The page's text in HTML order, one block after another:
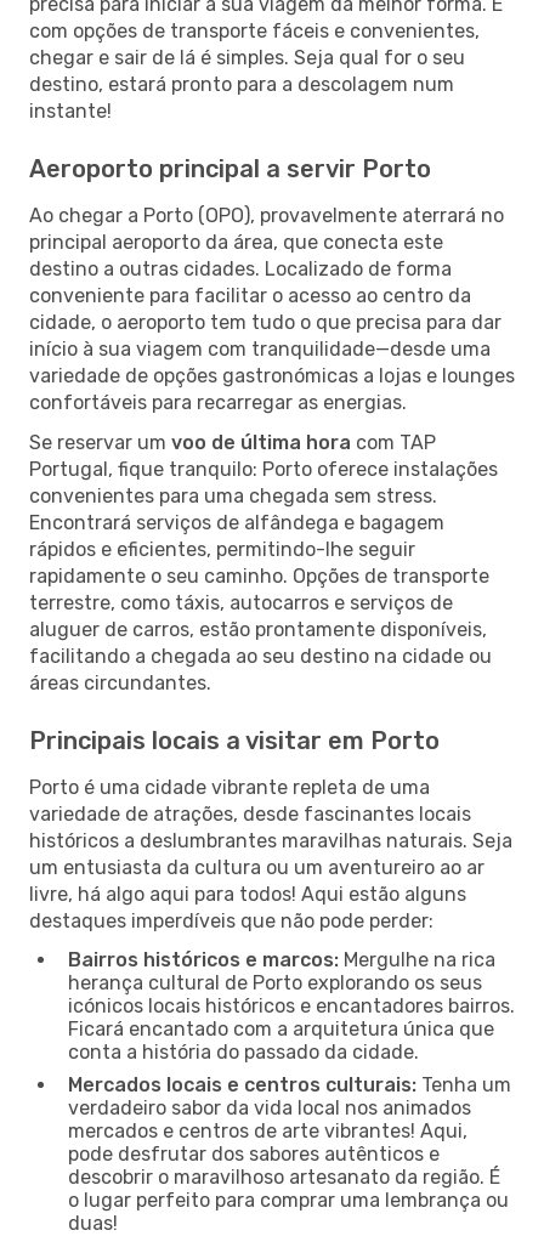
com opções de transporte fáceis e convenientes,
chegar e sair de lá é simples. Seja qual for o seu
destino, estará pronto para a descolagem num
instante!
Aeroporto principal a servir Porto
Ao chegar a Porto (OPO), provavelmente aterrará no
principal aeroporto da área, que conecta este
destino a outras cidades. Localizado de forma
conveniente para facilitar o acesso ao centro da
cidade, o aeroporto tem tudo o que precisa para dar
início à sua viagem com tranquilidade—desde uma
variedade de opções gastronómicas a lojas e lounges
confortáveis para recarregar as energias.
Se reservar um voo de última hora com TAP
Portugal, fique tranquilo: Porto oferece instalações
convenientes para uma chegada sem stress.
Encontrará serviços de alfândega e bagagem
rápidos e eficientes, permitindo-lhe seguir
rapidamente o seu caminho. Opções de transporte
terrestre, como táxis, autocarros e serviços de
aluguer de carros, estão prontamente disponíveis,
facilitando a chegada ao seu destino na cidade ou
áreas circundantes.
Principais locais a visitar em Porto
Porto é uma cidade vibrante repleta de uma
variedade de atrações, desde fascinantes locais
históricos a deslumbrantes maravilhas naturais. Seja
um entusiasta da cultura ou um aventureiro ao ar
livre, há algo aqui para todos! Aqui estão alguns
destaques imperdíveis que não pode perder:
Bairros históricos e marcos: Mergulhe na rica
herança cultural de Porto explorando os seus
icónicos locais históricos e encantadores bairros.
Ficará encantado com a arquitetura única que
conta a história do passado da cidade.
Mercados locais e centros culturais: Tenha um
verdadeiro sabor da vida local nos animados
mercados e centros de arte vibrantes! Aqui,
pode desfrutar dos sabores autênticos e
descobrir o maravilhoso artesanato da região. É
o lugar perfeito para comprar uma lembrança ou
duas!